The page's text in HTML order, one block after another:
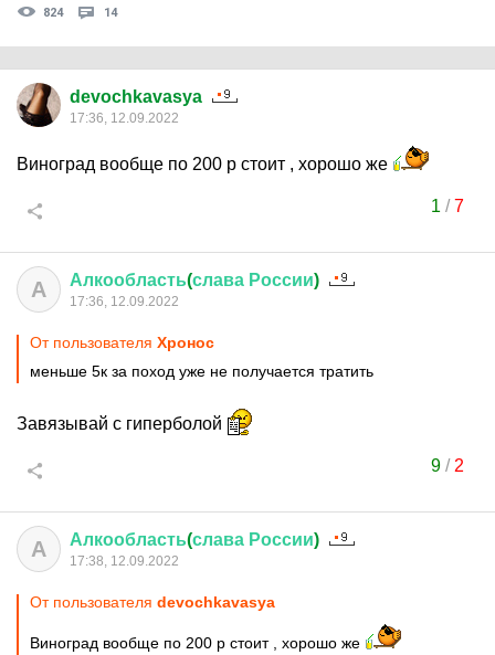
824 14
devochkavasya
17:36, 12.09.2022
Виноград вообще по 200 р стоит , хорошо же
1 /7
А Алкообласть(слава России)
17:36, 12.09.2022
От пользователя Хронос
меньше 5к за поход уже не получается тратить
Завязывай с гиперболой
9/ 2
А Алкообласть(слава России)
17:38, 12.09.2022
От пользователя devochkavasya
Виноград вообще по 200 р стоит , хорошо же